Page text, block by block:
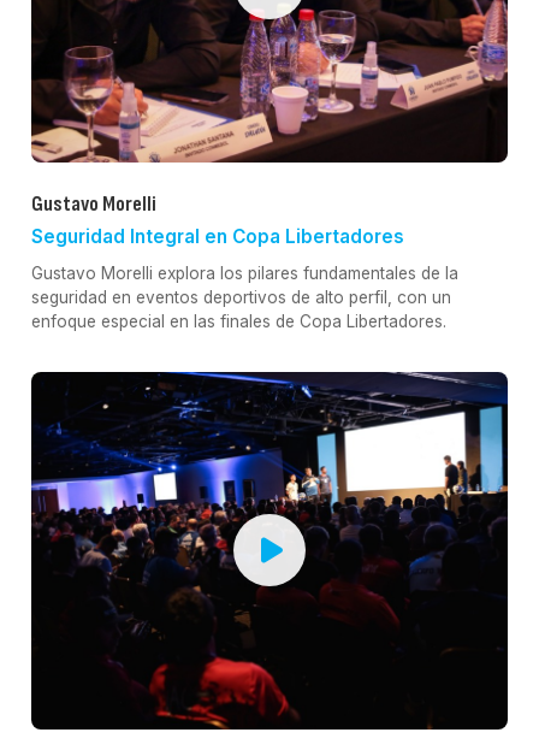
Gustavo Morelli
Seguridad Integral en Copa Libertadores
Gustavo Morelli explora los pilares fundamentales de la
seguridad en eventos deportivos de alto perfil, con un
enfoque especial en las finales de Copa Libertadores.